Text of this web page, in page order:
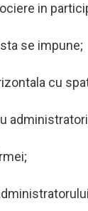
in
se impune;
cu